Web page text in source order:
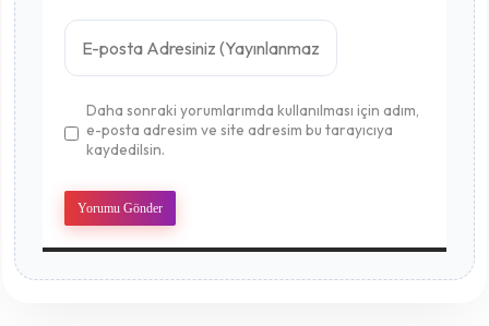
Daha sonraki yorumlarımda kullanılması için adım,
e-posta adresim ve site adresim bu tarayıcıya
kaydedilsin.